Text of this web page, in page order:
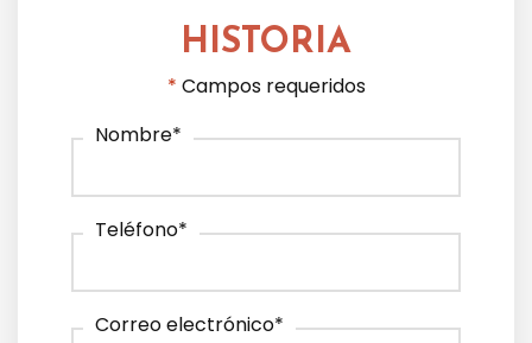
HISTORIA
* Campos requeridos
Nombre*
Teléfono*
Correo electrónico*